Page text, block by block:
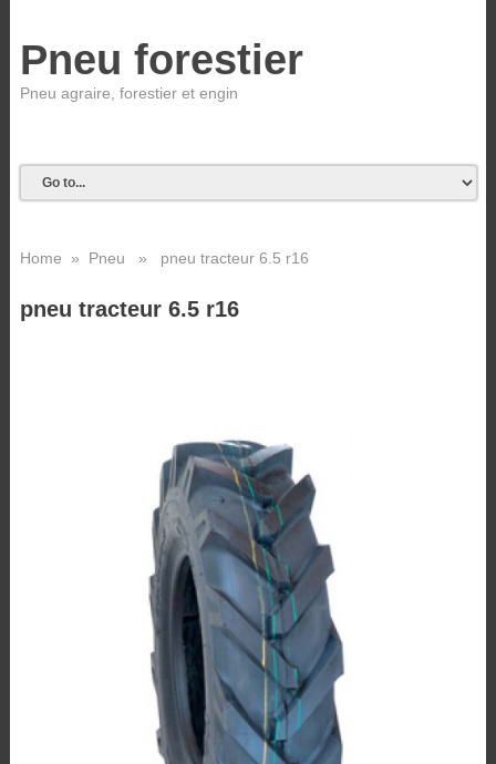
Pneu forestier
Pneu agraire, forestier et engin
Home » Pneu » pneu tracteur 6.5 r16
pneu tracteur 6.5 r16